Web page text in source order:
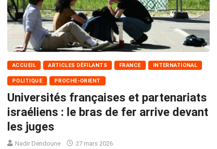
ACCUEIL ARTICLES DÉFILANTS FRANCE INTERNATIONAL
POLITIQUE PROCHE-ORIENT
Universités françaises et partenariats
israéliens : le bras de fer arrive devant
les juges
Nadir Dendoune 27 mars 2026